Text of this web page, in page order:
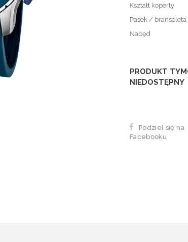
Kształt koperty
Pasek / bransoleta
Napęd
PRODUKT
NIEDOSTĘPNY
Podziel się na
Facebooku